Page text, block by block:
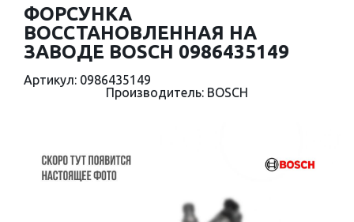
ФОРСУНКА
ВОССТАНОВЛЕННАЯ НА
ЗАВОДЕ BOSCH 0986435149
Артикул: 0986435149
Производитель: BOSCH